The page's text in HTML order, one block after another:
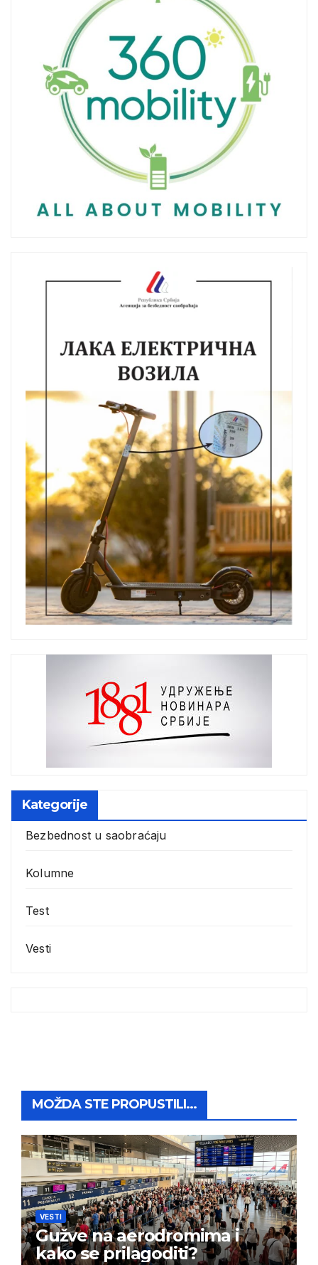
Kategorije
Bezbednost u saobraćaju
Kolumne
Test
Vesti
MOŽDA STE PROPUSTILI...
VESTI
Gužve na aerodromima i
kako se prilagoditi?